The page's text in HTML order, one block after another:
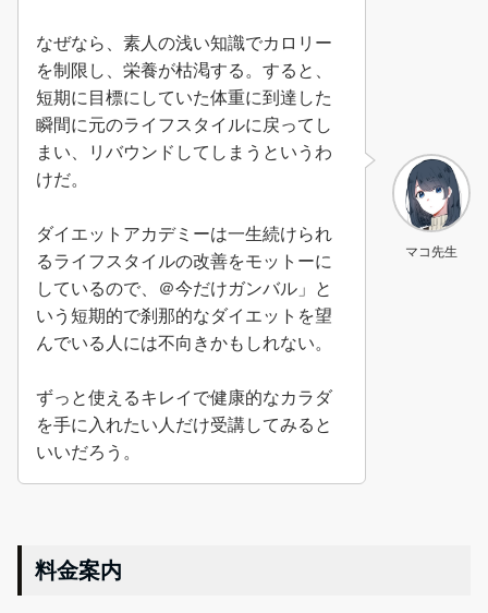
マコ先生
なぜなら、素人の浅い知識でカロリー
を制限し、栄養が枯渇する。すると、
短期に目標にしていた体重に到達した
瞬間に元のライフスタイルに戻ってし
まい、リバウンドしてしまうというわ
けだ。
ダイエットアカデミーは一生続けられ
るライフスタイルの改善をモットーに
しているので、＠今だけガンバル」と
いう短期的で刹那的なダイエットを望
んでいる人には不向きかもしれない。
ずっと使えるキレイで健康的なカラダ
を手に入れたい人だけ受講してみると
いいだろう。
料金案内